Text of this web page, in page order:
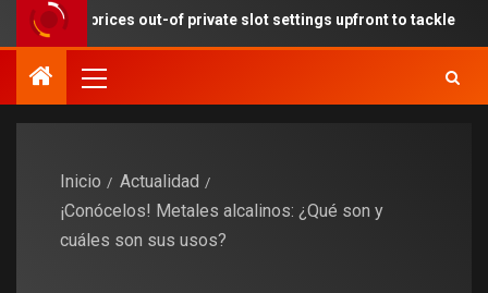
out-of private slot settings upfront to tackle If you
Inicio
Actualidad
¡Conócelos! Metales alcalinos: ¿Qué son y
cuáles son sus usos?